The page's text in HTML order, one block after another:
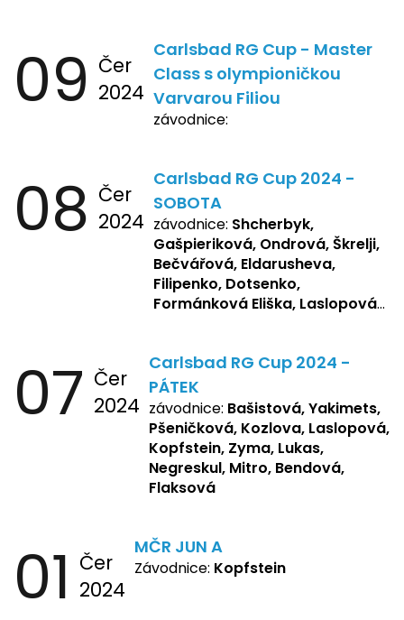
09 Čer
2024
Carlsbad RG Cup - Master
Class s olympioničkou
Varvarou Filiou
závodnice:
08 Čer
2024
Carlsbad RG Cup 2024 -
SOBOTA
závodnice: Shcherbyk,
Gašpieriková, Ondrová, Škrelji,
Bečvářová, Eldarusheva,
Filipenko, Dotsenko,
Formánková Eliška, Laslopová
Žbánková, Bašistová Beáta,
Yakimets, Pšeničková Vanesa,
Kozlova Nelly, Laslopová B.,
Kopfstein, Lukas, Negreskul ,
Mitro, Bendová, Flaksová
07 Čer
2024
Carlsbad RG Cup 2024 -
PÁTEK
závodnice: Bašistová, Yakimets,
Pšeničková, Kozlova, Laslopová,
Kopfstein, Zyma, Lukas,
Negreskul, Mitro, Bendová,
Flaksová
01 Čer
2024
MČR JUN A
Závodnice: Kopfstein